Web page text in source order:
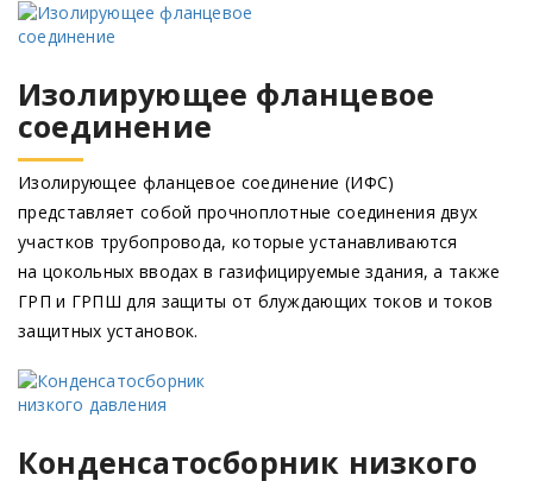
Изолирующее фланцевое
соединение
Изолирующее фланцевое соединение (ИФС)
представляет собой прочноплотные соединения двух
участков трубопровода, которые устанавливаются
на цокольных вводах в газифицируемые здания, а также
ГРП и ГРПШ для защиты от блуждающих токов и токов
защитных установок.
Конденсатосборник низкого